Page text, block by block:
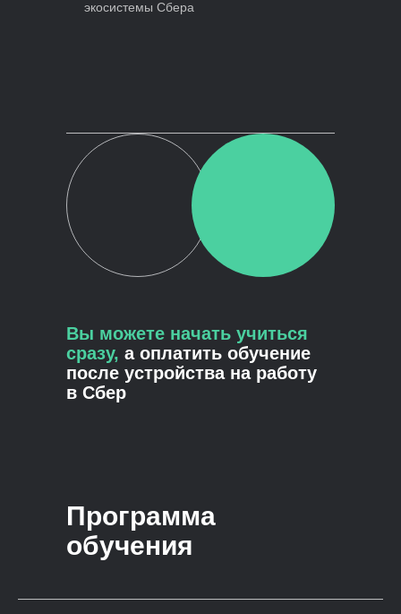
экосистемы Сбера
Вы можете начать учиться
сразу, а оплатить обучение
после устройства на работу
в Сбер
Программа
обучения